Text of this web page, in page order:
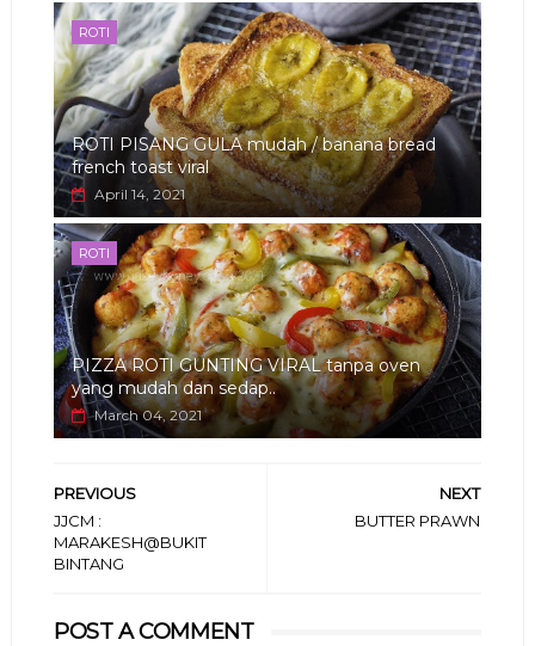
ROTI
ROTI PISANG GULA mudah / banana bread
french toast viral
April 14, 2021
ROTI
PIZZA ROTI GUNTING VIRAL tanpa oven
yang mudah dan sedap..
March 04, 2021
NEXT
BUTTER PRAWN
PREVIOUS
JJCM :
MARAKESH@BUKIT
BINTANG
POST A COMMENT